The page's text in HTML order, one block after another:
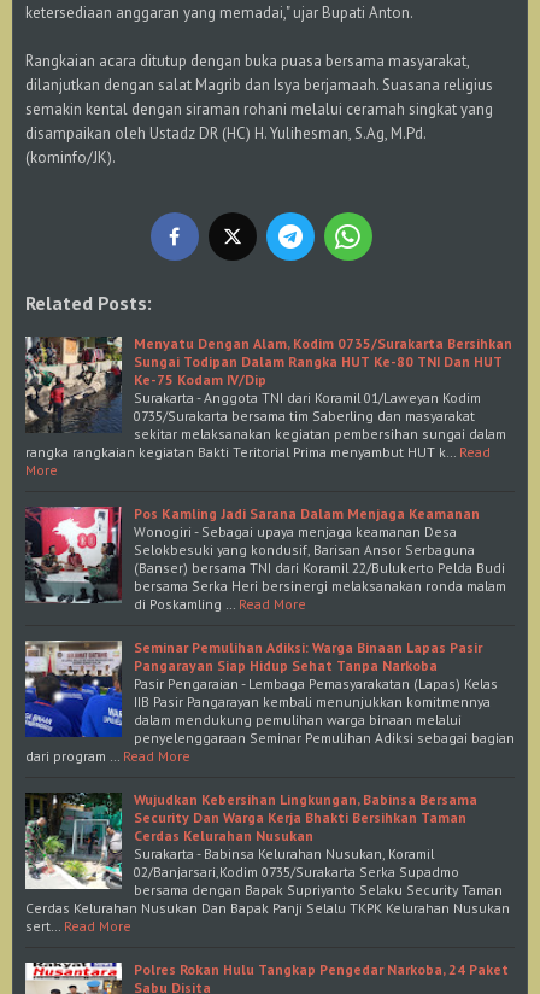
ketersediaan anggaran yang memadai," ujar Bupati Anton.
​Rangkaian acara ditutup dengan buka puasa bersama masyarakat,
dilanjutkan dengan salat Magrib dan Isya berjamaah. Suasana religius
semakin kental dengan siraman rohani melalui ceramah singkat yang
disampaikan oleh Ustadz DR (HC) H. Yulihesman, S.Ag, M.Pd.
(kominfo/JK).
Related Posts:
Menyatu Dengan Alam, Kodim 0735/Surakarta Bersihkan
Sungai Todipan Dalam Rangka HUT Ke-80 TNI Dan HUT
Ke-75 Kodam IV/Dip
Surakarta - Anggota TNI dari Koramil 01/Laweyan Kodim
0735/Surakarta bersama tim Saberling dan masyarakat
sekitar melaksanakan kegiatan pembersihan sungai dalam
rangka rangkaian kegiatan Bakti Teritorial Prima menyambut HUT k… Read
More
Pos Kamling Jadi Sarana Dalam Menjaga Keamanan
Wonogiri - Sebagai upaya menjaga keamanan Desa
Selokbesuki yang kondusif, Barisan Ansor Serbaguna
(Banser) bersama TNI dari Koramil 22/Bulukerto Pelda Budi
bersama Serka Heri bersinergi melaksanakan ronda malam
di Poskamling … Read More
Seminar Pemulihan Adiksi: Warga Binaan Lapas Pasir
Pangarayan Siap Hidup Sehat Tanpa Narkoba
Pasir Pengaraian - Lembaga Pemasyarakatan (Lapas) Kelas
IIB Pasir Pangarayan kembali menunjukkan komitmennya
dalam mendukung pemulihan warga binaan melalui
penyelenggaraan Seminar Pemulihan Adiksi sebagai bagian
dari program … Read More
Wujudkan Kebersihan Lingkungan, Babinsa Bersama
Security Dan Warga Kerja Bhakti Bersihkan Taman
Cerdas Kelurahan Nusukan
Surakarta - Babinsa Kelurahan Nusukan, Koramil
02/Banjarsari,Kodim 0735/Surakarta Serka Supadmo
bersama dengan Bapak Supriyanto Selaku Security Taman
Cerdas Kelurahan Nusukan Dan Bapak Panji Selalu TKPK Kelurahan Nusukan
sert… Read More
Polres Rokan Hulu Tangkap Pengedar Narkoba, 24 Paket
Sabu Disita